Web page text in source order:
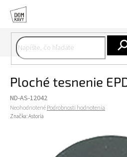
obsah
Ploché tesnenie
ND-AS-12042
Priemerné
hodnotenie
NeohodnotenéPodrobnosti hodnotenia
Značka:Astoria